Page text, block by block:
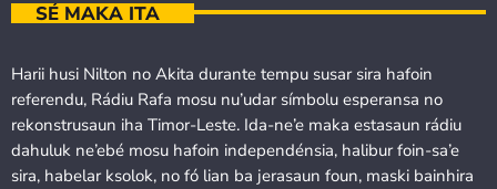
SÉ MAKA ITA
Harii husi Nilton no Akita durante tempu susar sira hafoin
referendu, Rádiu Rafa mosu nu’udar símbolu esperansa no
rekonstrusaun iha Timor-Leste. Ida-ne’e maka estasaun rádiu
dahuluk ne’ebé mosu hafoin independénsia, halibur foin-sa’e
sira, habelar ksolok, no fó lian ba jerasaun foun, maski bainhira